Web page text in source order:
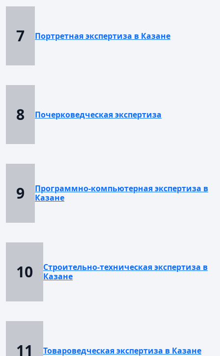
7 Портретная экспертиза в Казане
8 Почерковедческая экспертиза
9
Программно-компьютерная экспертиза в
Казане
10
Строительно-техническая экспертиза в
Казане
11 Товароведческая экспертиза в Казане